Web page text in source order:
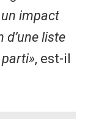
impact
liste
parti», est-il